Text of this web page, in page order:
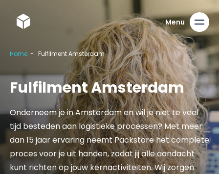
Home - Fulfilment Amsterdam
Fulfilment Amsterdam
Onderneem je in Amsterdam en wil je niet te veel
tijd besteden aan logistieke processen? Met meer
dan 15 jaar ervaring neemt Packstore het complete
proces voor je uit handen, zodat jij alle aandacht
kunt richten op jouw kernactiviteiten. Wij zorgen